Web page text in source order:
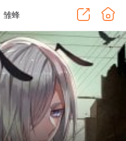
雏蜂